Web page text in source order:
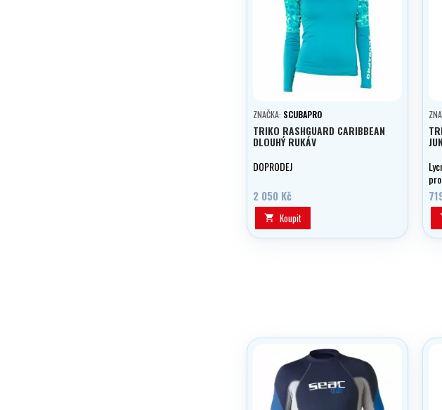
ZNAČKA: SCUBAPRO
TRIKO RASHGUARD CARIBBEAN
DLOUHÝ RUKÁV
DOPRODEJ
2 050 Kč
 Koupit